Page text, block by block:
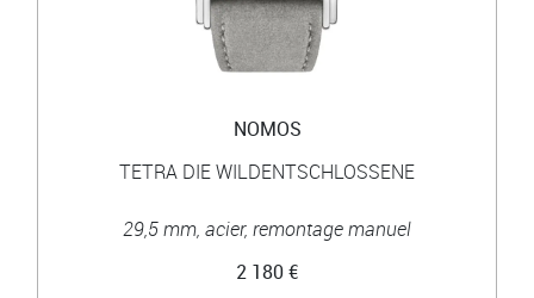
NOMOS
TETRA DIE WILDENTSCHLOSSENE
29,5 mm, acier, remontage manuel
2 180 €